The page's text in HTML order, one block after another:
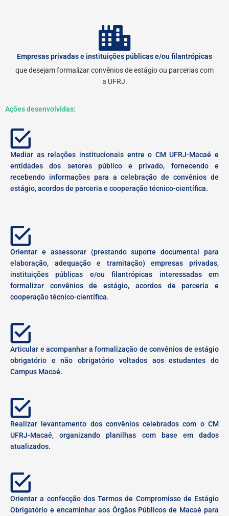
Empresas privadas e instituições públicas e/ou filantrópicas
que desejam formalizar convênios de estágio ou parcerias com
a UFRJ.
Ações desenvolvidas:
Mediar as relações institucionais entre o CM UFRJ-Macaé e
entidades dos setores público e privado, fornecendo e
recebendo informações para a celebração de convênios de
estágio, acordos de parceria e cooperação técnico-científica.
Orientar e assessorar (prestando suporte documental para
elaboração, adequação e tramitação) empresas privadas,
instituições públicas e/ou filantrópicas interessadas em
formalizar convênios de estágio, acordos de parceria e
cooperação técnico-científica.
Articular e acompanhar a formalização de convênios de estágio
obrigatório e não obrigatório voltados aos estudantes do
Campus Macaé.
Realizar levantamento dos convênios celebrados com o CM
UFRJ-Macaé, organizando planilhas com base em dados
atualizados.
Orientar a confecção dos Termos de Compromisso de Estágio
Obrigatório e encaminhar aos Órgãos Públicos de Macaé para